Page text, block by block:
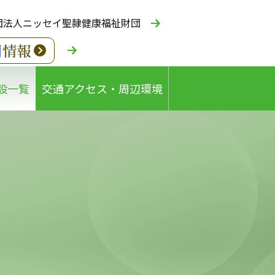
人ニッセイ聖隷健康福祉財団
一覧 交通アクセス・周辺環境